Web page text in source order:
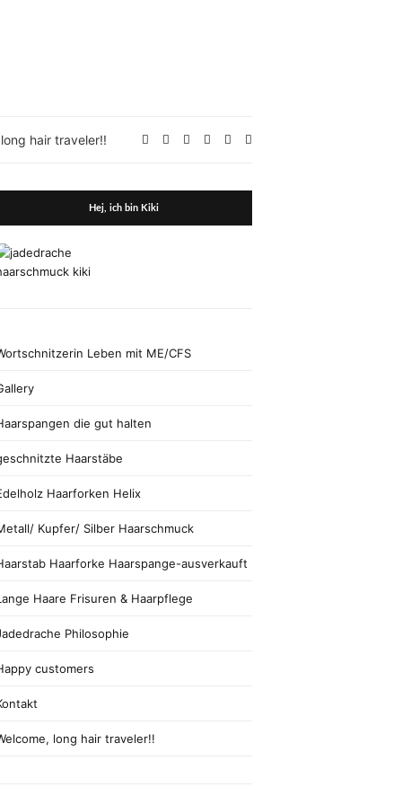
hair traveler!!
Hej, ich bin Kiki
Leben mit ME/CFS
die gut halten
Haarstäbe
Haarforken Helix
Kupfer/ Silber Haarschmuck
Haarforke Haarspange-ausverkauft
Haare Frisuren & Haarpflege
Philosophie
customers
long hair traveler!!